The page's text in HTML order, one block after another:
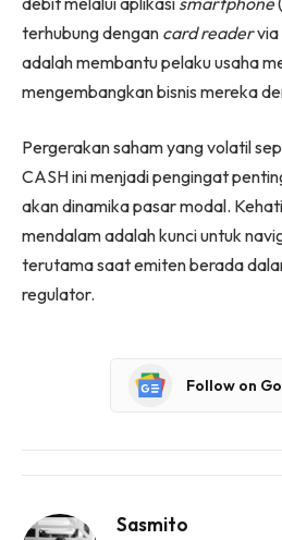
terhubung dengan card readervia
adalah membantu pelaku usaha
mengembangkan bisnis mereka
Pergerakan saham yang volatil
CASH ini menjadi pengingat
akan dinamika pasar modal.
mendalam adalah kunci untuk
terutama saat emiten berada
regulator.
Follow on
Sasmito